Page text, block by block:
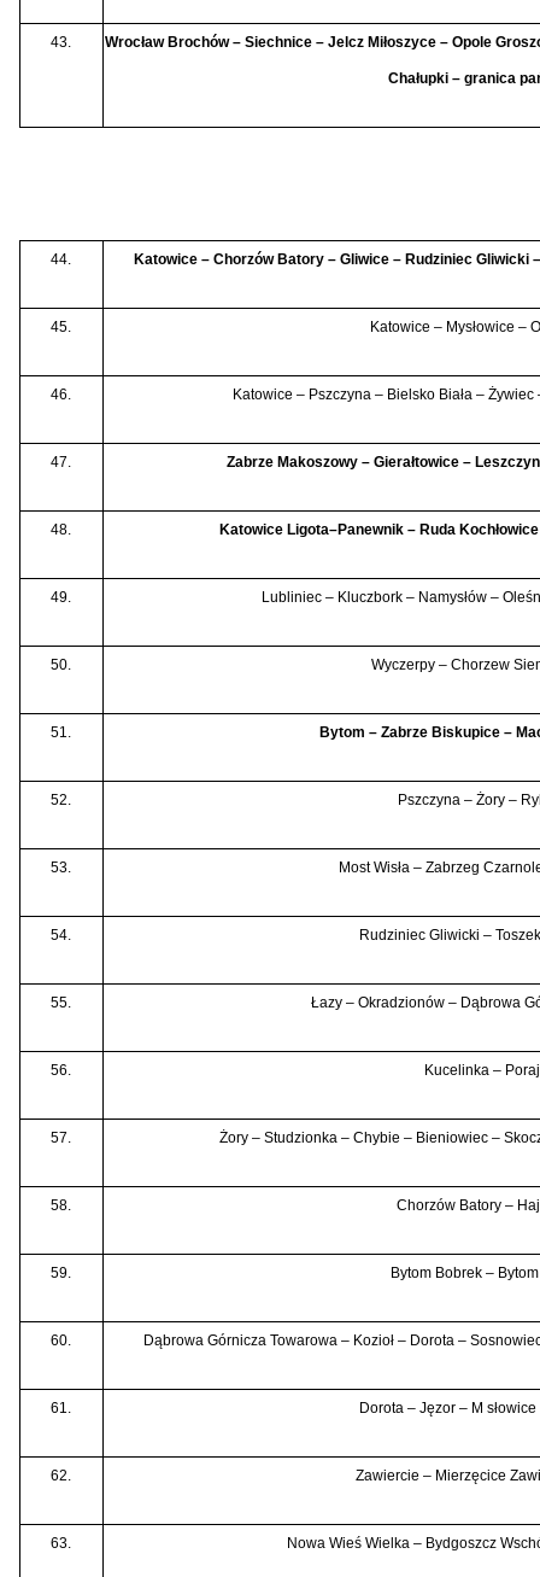
43. Wrocław Brochów – Siechnice – Jelcz Miłoszyce – Opole
Chałupki – granica
44. Katowice – Chorzów Batory – Gliwice – Rudziniec Gliwicki
45. Katowice – Mysłowice –
46. Katowice – Pszczyna – Bielsko Biała –
47. Zabrze Makoszowy – Gierałtowice –
48. Katowice Ligota–Panewnik – Ruda
49. Lubliniec – Kluczbork – Namysłów–
50. Wyczerpy – Chorzew
51. Bytom – Zabrze Biskupice –
52. Pszczyna – Żory –
53. Most Wisła – Zabrzeg
54. Rudziniec Gliwicki –
55. Łazy – Okradzionów – Dąbrowa
56. Kucelinka – Poraj
57. Żory – Studzionka – Chybie – Bieniowiec –
58. Chorzów Batory –
59. Bytom Bobrek –
60. Dąbrowa Górnicza Towarowa – Kozioł – Dorota –
61. Dorota – Jęzor – M
62. Zawiercie – Mierzęcice
63. Nowa Wieś Wielka – Bydgoszcz